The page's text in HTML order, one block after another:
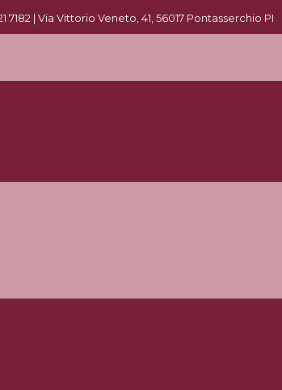
7182| Via Vittorio Veneto, 41, 56017 Pontasserchio PI